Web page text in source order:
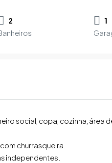
2
1
social, copa, cozinha, área
churrasqueira.
independentes.